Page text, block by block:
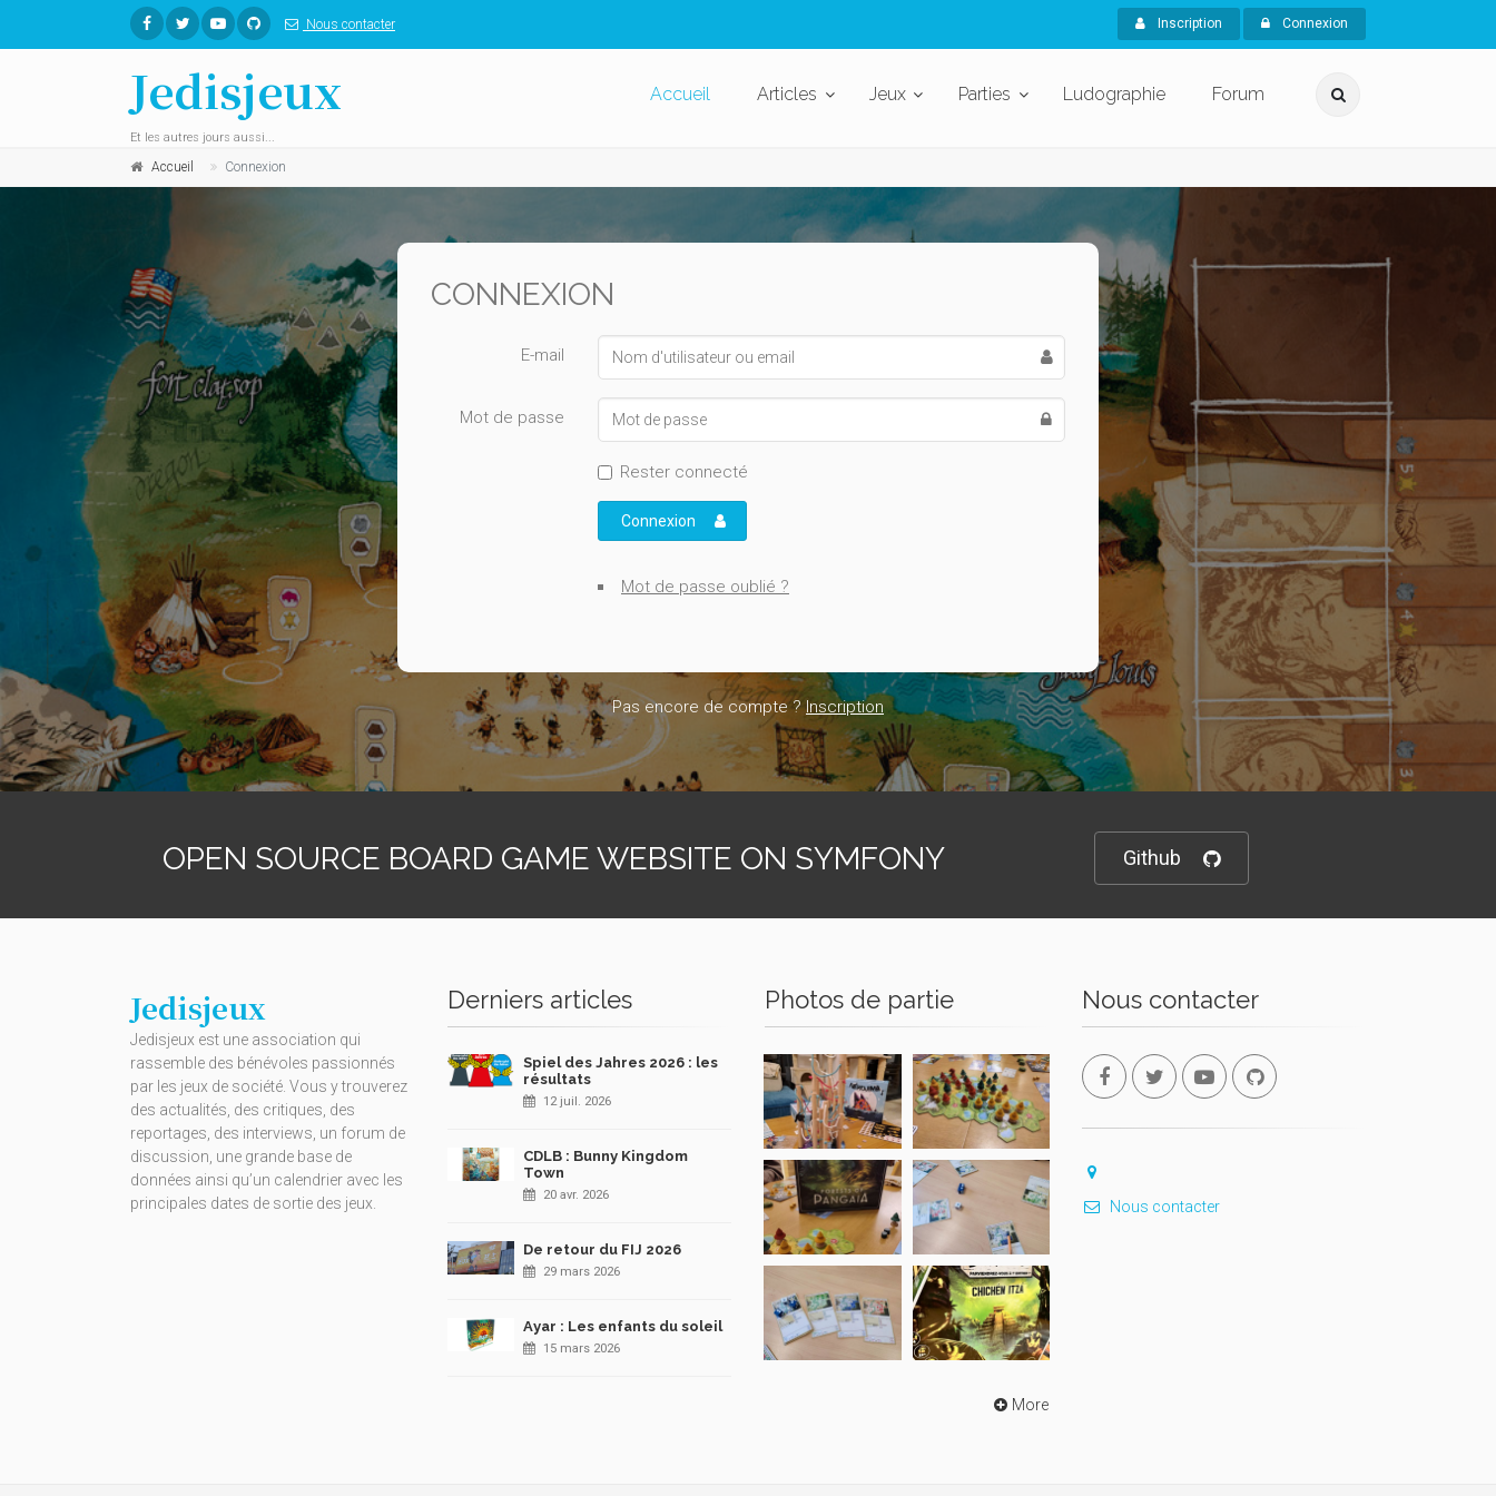
Nous contacter Inscription Connexion
Jedisjeux
Et les autres jours aussi...
Accueil Articles Jeux Parties Ludographie Forum
Accueil Connexion
CONNEXION
E-mail
Mot de passe
Rester connecté
Connexion
Mot de passe oublié ?
Pas encore de compte ?Inscription
OPEN SOURCE BOARD GAME WEBSITE ON SYMFONY Github
Jedisjeux
Jedisjeux est une association qui
rassemble des bénévoles passionnés
par les jeux de société. Vous y trouverez
des actualités, des critiques, des
reportages, des interviews, un forum de
discussion, une grande base de
données ainsi qu’un calendrier avec les
principales dates de sortie des jeux.
Derniers articles
Spiel des Jahres 2026 : les
résultats
12 juil. 2026
CDLB : Bunny Kingdom
Town
20 avr. 2026
De retour du FIJ 2026
29 mars 2026
Ayar : Les enfants du soleil
15 mars 2026
Photos de partie
More
Nous contacter
Nous contacter